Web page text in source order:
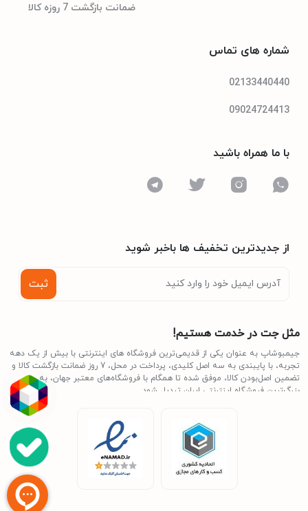
ضمانت بازگشت 7 روزه کالا
شماره های تماس
02133440440
09024724413
با ما همراه باشید
از جدیدترین تخفیف ها باخبر شوید
ثبت
مثل جت در خدمت هستیم!
جیمبوشاپ به عنوان یکی از قدیمی‌ترین فروشگاه های اینترنتی با بیش از یک دهه
تجربه، با پایبندی به سه اصل کلیدی، پرداخت در محل، 7 روز ضمانت بازگشت کالا و
تضمین اصل‌بودن کالا، موفق شده تا همگام با فروشگاه‌های معتبر جهان، به
بزرگ‌ترین فروشگاه اینترنتی ایران تبدیل شود.